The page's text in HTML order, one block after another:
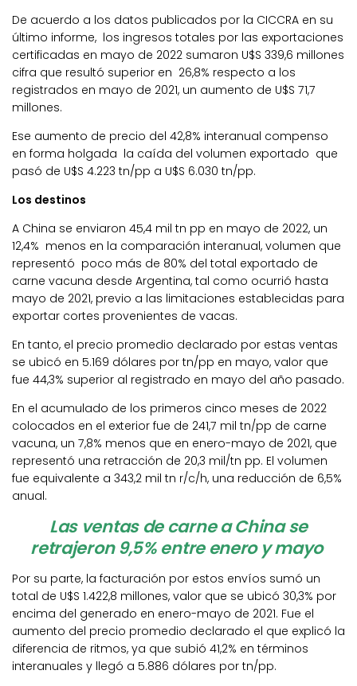
De acuerdo a los datos publicados por la CICCRA en su
último informe, los ingresos totales por las exportaciones
certificadas en mayo de 2022 sumaron U$S 339,6 millones
cifra que resultó superior en 26,8% respecto a los
registrados en mayo de 2021, un aumento de U$S 71,7
millones.
Ese aumento de precio del 42,8% interanual compenso
en forma holgada la caída del volumen exportado que
pasó de U$S 4.223 tn/pp a U$S 6.030 tn/pp.
Los destinos
A China se enviaron 45,4 mil tn pp en mayo de 2022, un
12,4% menos en la comparación interanual, volumen que
representó poco más de 80% del total exportado de
carne vacuna desde Argentina, tal como ocurrió hasta
mayo de 2021, previo a las limitaciones establecidas para
exportar cortes provenientes de vacas.
En tanto, el precio promedio declarado por estas ventas
se ubicó en 5.169 dólares por tn/pp en mayo, valor que
fue 44,3% superior al registrado en mayo del año pasado.
En el acumulado de los primeros cinco meses de 2022
colocados en el exterior fue de 241,7 mil tn/pp de carne
vacuna, un 7,8% menos que en enero-mayo de 2021, que
representó una retracción de 20,3 mil/tn pp. El volumen
fue equivalente a 343,2 mil tn r/c/h, una reducción de 6,5%
anual.
Las ventas de carne a China se
retrajeron 9,5% entre enero y mayo
Por su parte, la facturación por estos envíos sumó un
total de U$S 1.422,8 millones, valor que se ubicó 30,3% por
encima del generado en enero-mayo de 2021. Fue el
aumento del precio promedio declarado el que explicó la
diferencia de ritmos, ya que subió 41,2% en términos
interanuales y llegó a 5.886 dólares por tn/pp.